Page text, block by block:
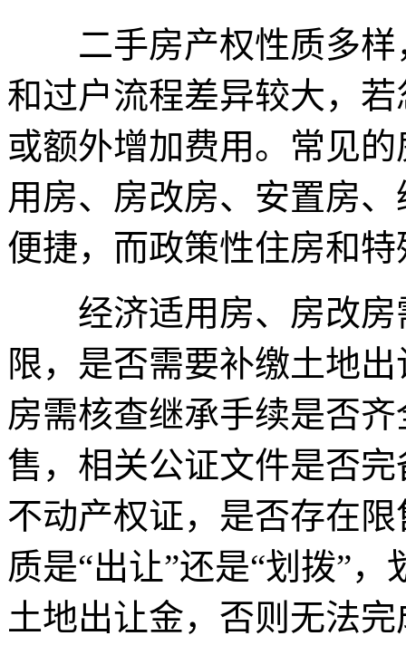
二手房产权性质多样
和过户流程差异较大，
或额外增加费用。常见
用房、房改房、安置房
便捷，而政策性住房和
经济适用房、房改房
限，是否需要补缴土地
房需核查继承手续是否
售，相关公证文件是否
不动产权证，是否存在
质是“出让”还是“划拨”
土地出让金，否则无法